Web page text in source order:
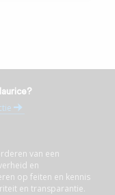
van een
en
op feiten en kennis
en transparantie.